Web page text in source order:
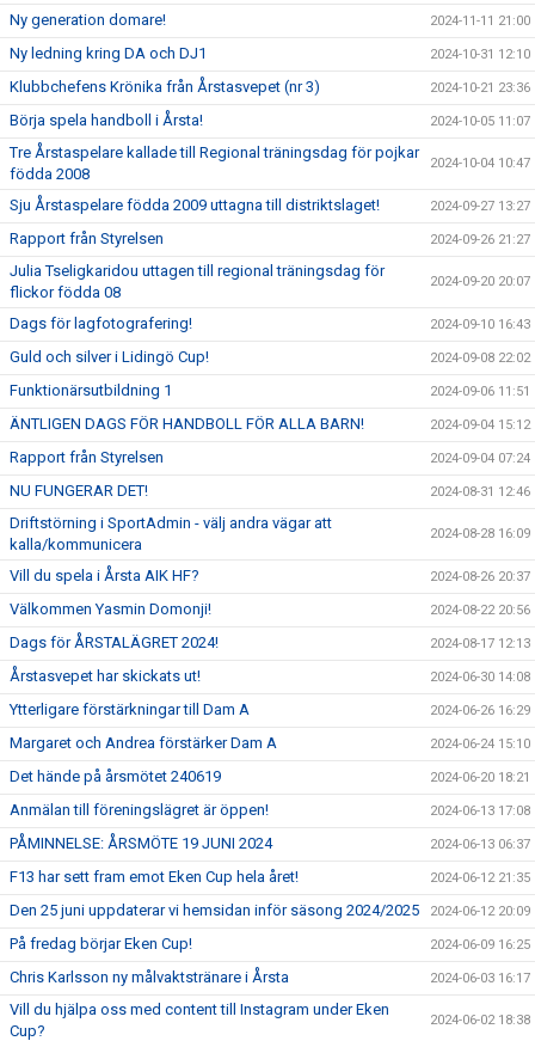
Ny generation domare! 2024-11-11 21:00
Ny ledning kring DA och DJ1 2024-10-31 12:10
Klubbchefens Krönika från Årstasvepet (nr 3) 2024-10-21 23:36
Börja spela handboll i Årsta! 2024-10-05 11:07
Tre Årstaspelare kallade till Regional träningsdag för pojkar
födda 2008
2024-10-04 10:47
Sju Årstaspelare födda 2009 uttagna till distriktslaget! 2024-09-27 13:27
Rapport från Styrelsen 2024-09-26 21:27
Julia Tseligkaridou uttagen till regional träningsdag för
flickor födda 08
2024-09-20 20:07
Dags för lagfotografering! 2024-09-10 16:43
Guld och silver i Lidingö Cup! 2024-09-08 22:02
Funktionärsutbildning 1 2024-09-06 11:51
ÄNTLIGEN DAGS FÖR HANDBOLL FÖR ALLA BARN! 2024-09-04 15:12
Rapport från Styrelsen 2024-09-04 07:24
NU FUNGERAR DET! 2024-08-31 12:46
Driftstörning i SportAdmin - välj andra vägar att
kalla/kommunicera
2024-08-28 16:09
Vill du spela i Årsta AIK HF? 2024-08-26 20:37
Välkommen Yasmin Domonji! 2024-08-22 20:56
Dags för ÅRSTALÄGRET 2024! 2024-08-17 12:13
Årstasvepet har skickats ut! 2024-06-30 14:08
Ytterligare förstärkningar till Dam A 2024-06-26 16:29
Margaret och Andrea förstärker Dam A 2024-06-24 15:10
Det hände på årsmötet 240619 2024-06-20 18:21
Anmälan till föreningslägret är öppen! 2024-06-13 17:08
PÅMINNELSE: ÅRSMÖTE 19 JUNI 2024 2024-06-13 06:37
F13 har sett fram emot Eken Cup hela året! 2024-06-12 21:35
Den 25 juni uppdaterar vi hemsidan inför säsong 2024/2025 2024-06-12 20:09
På fredag börjar Eken Cup! 2024-06-09 16:25
Chris Karlsson ny målvaktstränare i Årsta 2024-06-03 16:17
Vill du hjälpa oss med content till Instagram under Eken
Cup?
2024-06-02 18:38